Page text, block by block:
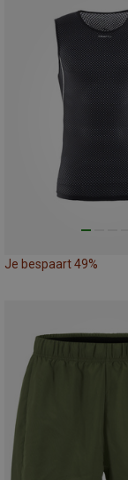
Je bespaart 49%